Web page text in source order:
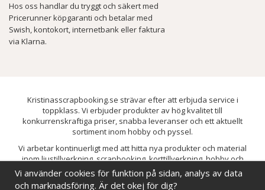
Hos oss handlar du tryggt och säkert med
Pricerunner köpgaranti och betalar med
Swish, kontokort, internetbank eller faktura
via Klarna.
Kristinasscrapbooking.se strävar efter att erbjuda service i
toppklass. Vi erbjuder produkter av hög kvalitet till
konkurrenskraftiga priser, snabba leveranser och ett aktuellt
sortiment inom hobby och pyssel.
Vi arbetar kontinuerligt med att hitta nya produkter och material
inom ljustillverkning, scrapbooking, korttillverkning, hobby och
pyssel. Målet är att bredda sortimentet och löpande förbättra och
utveckla vårt utbud, så att du alltid kan hitta det du behöver hos oss.
Vi använder cookies för funktion på sidan, analys av data
och marknadsföring. Är det okej för dig?